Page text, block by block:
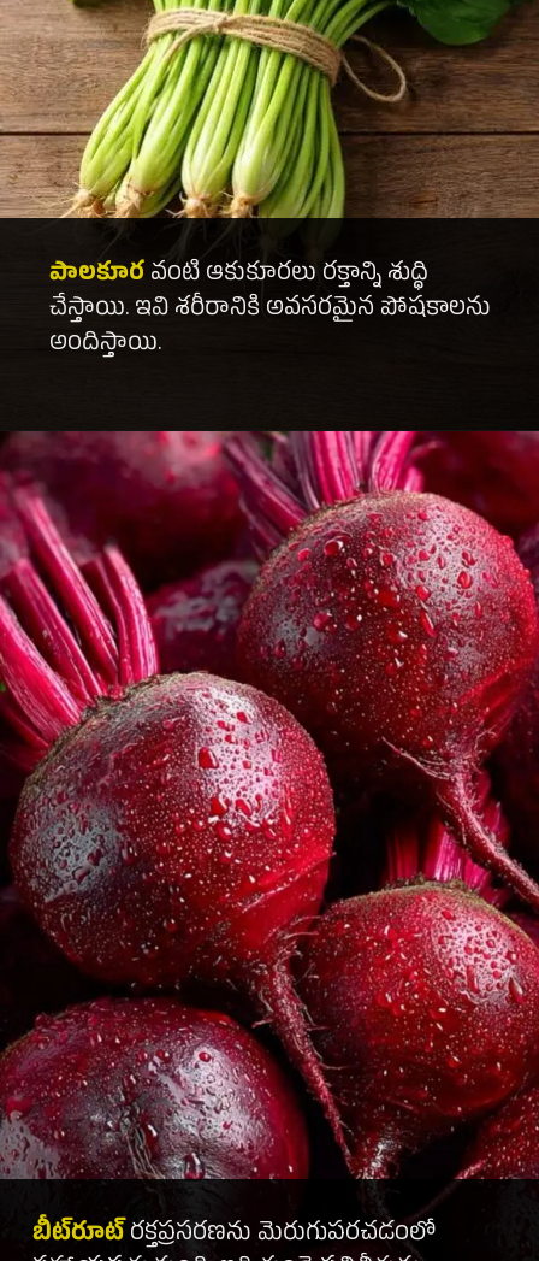
పాలకూర వంటి ఆకుకూరలు రక్తాన్ని శుద్ధి
చేస్తాయి. ఇవి శరీరానికి అవసరమైన పోషకాలను
అందిస్తాయి.
బీట్‌రూట్ రక్తప్రసరణను మెరుగుపరచడంలో